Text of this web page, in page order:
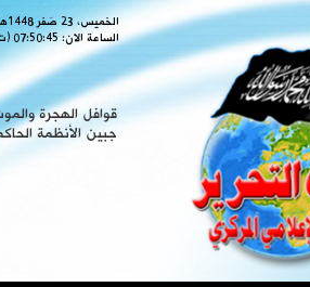
الخميس، 23 صَفر 1448
الساعة الان:07:50:46
قوافل الهجرة
جبين الأنظمة